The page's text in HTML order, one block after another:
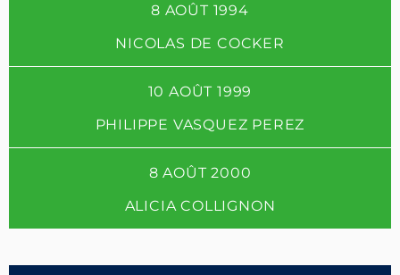
8 AOÛT 1994
NICOLAS DE COCKER
10 AOÛT 1999
PHILIPPE VASQUEZ PEREZ
8 AOÛT 2000
ALICIA COLLIGNON